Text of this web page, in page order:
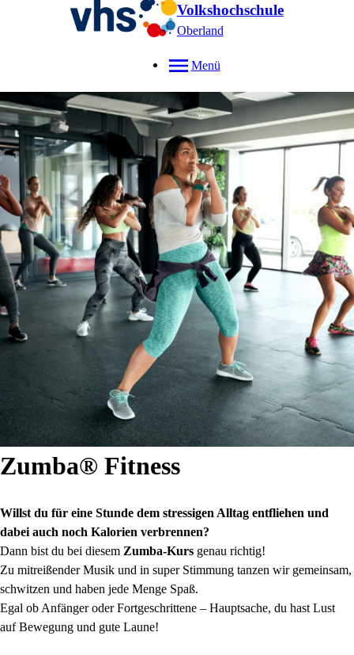
Volkshochschule
Oberland
Menü
Zumba® Fitness
Willst du für eine Stunde dem stressigen Alltag entfliehen und
dabei auch noch Kalorien verbrennen?
Dann bist du bei diesem Zumba-Kurs genau richtig!
Zu mitreißender Musik und in super Stimmung tanzen wir gemeinsam,
schwitzen und haben jede Menge Spaß.
Egal ob Anfänger oder Fortgeschrittene – Hauptsache, du hast Lust
auf Bewegung und gute Laune!